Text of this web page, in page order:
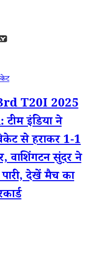
T20I 2025
इंडिया ने
से हराकर 1-1
वाशिंगटन सुंदर ने
देखें मैच का